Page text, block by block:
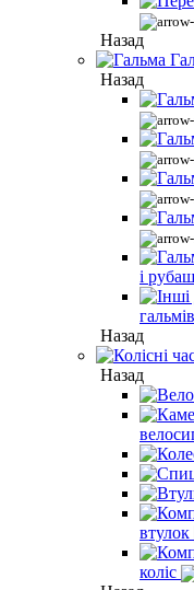
Назад
Назад
і
Назад
Назад
втулок
коліс